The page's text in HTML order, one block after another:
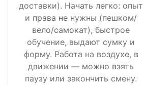
доставки). Начать легко: опыт
и права не нужны (пешком/
вело/самокат), быстрое
обучение, выдают сумку и
форму. Работа на воздухе, в
движении — можно взять
паузу или закончить смену.